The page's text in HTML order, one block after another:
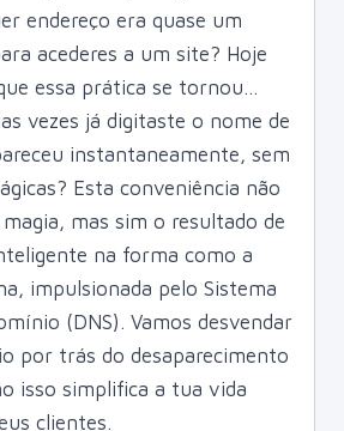
endereço era quase um
acederes a um site? Hoje
essa prática se tornou...
vezes já digitaste o nome de
instantaneamente, sem
Esta conveniência não
mas sim o resultado de
na forma como a
impulsionada pelo Sistema
(DNS). Vamos desvendar
por trás do desaparecimento
isso simplifica a tua vida
clientes.